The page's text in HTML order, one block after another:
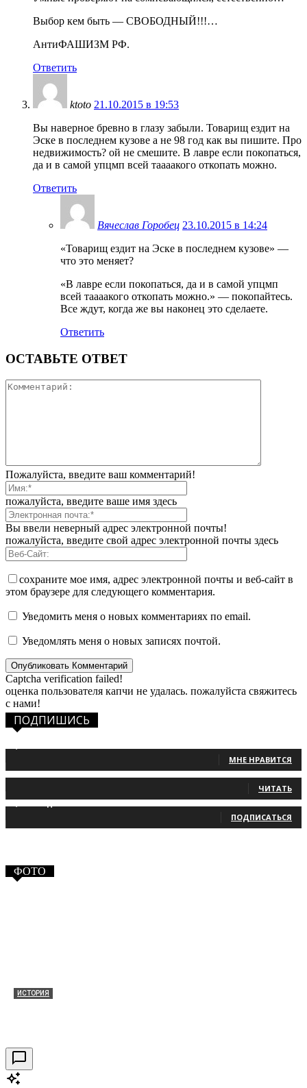
Выбор кем быть — СВОБОДНЫЙ!!!…
АнтиФАШИЗМ РФ.
Ответить
ktoto 21.10.2015 в 19:53
Вы наверное бревно в глазу забыли. Товарищ ездит на
Эске в последнем кузове а не 98 год как вы пишите. Про
недвижимость? ой не смешите. В лавре если покопаться,
да и в самой упцмп всей таааакого откопать можно.
Ответить
Вячеслав Горобец 23.10.2015 в 14:24
«Товарищ ездит на Эске в последнем кузове» —
что это меняет?
«В лавре если покопаться, да и в самой упцмп
всей таааакого откопать можно.» — покопайтесь.
Все ждут, когда же вы наконец это сделаете.
Ответить
ОСТАВЬТЕ ОТВЕТ
Пожалуйста, введите ваш комментарий!
пожалуйста, введите ваше имя здесь
Вы ввели неверный адрес электронной почты!
пожалуйста, введите свой адрес электронной почты здесь
сохраните мое имя, адрес электронной почты и веб-сайт в
этом браузере для следующего комментария.
Уведомить меня о новых комментариях по email.
Уведомлять меня о новых записях почтой.
Captcha verification failed!
оценка пользователя капчи не удалась. пожалуйста свяжитесь
с нами!
ПОДПИШИСЬ
МНЕ НРАВИТСЯ
ЧИТАТЬ
ПОДПИСАТЬСЯ
ФОТО
ИСТОРИЯ